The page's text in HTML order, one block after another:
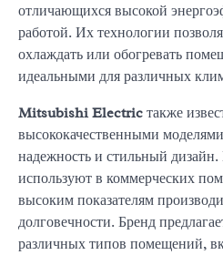
отличающихся высокой
работой. Их технологии
охлаждать или обогревать
идеальными для различных
Mitsubishi Electric также
высококачественными
надежность и стильный
используют в коммерческих
высоким показателям
долговечности. Бренд
различных типов помещений,